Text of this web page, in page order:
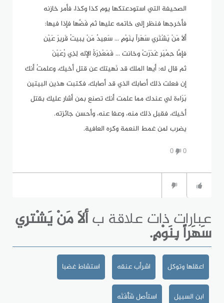
الصحيفة التي استودعتكها يوم كذا وكذا، فأمر خازِنه
فأخرجها فنظر إلى خاتمه عليها ثم فَضَّها فإذا فيها:
ألاَ مَنْ يَشْتَري سَهَراً بِنَوْمٍ ... سَعِيدٌ مَنْ يبيتُ قَرِيرَ عَيْنِ
فإمَّا حِمْيَر غَدَرَتْ وخانت ... فَمَعْذِرَةُ الإله لِذِي رُعَيْنَ
ثم قال له: أيها الملك قد نَهيتك عن قتل أخيك، وعلمتُ أنك
إن فعلت ذلك أصابك الذي قد أصابك، فكتبت هذين البيتين
بَرَاءة لي عندك مما علمت أنك تصنع بمن أشار عليك بقتل
أخيك، فقبل ذلك منه، وعفا عنه، وأحسن جائزته.
يضرب لمن غمط النعمة وكره العافية.
0
0
عبارات ذات علاقة بألاَ مَنْ يَشْترِي
سَهَراً بِنَوْمٍ.
اعقلها وتوكل اشرأب عنقه استشاط غضبا
ابن السبيل استأصل شَأْفَتَه